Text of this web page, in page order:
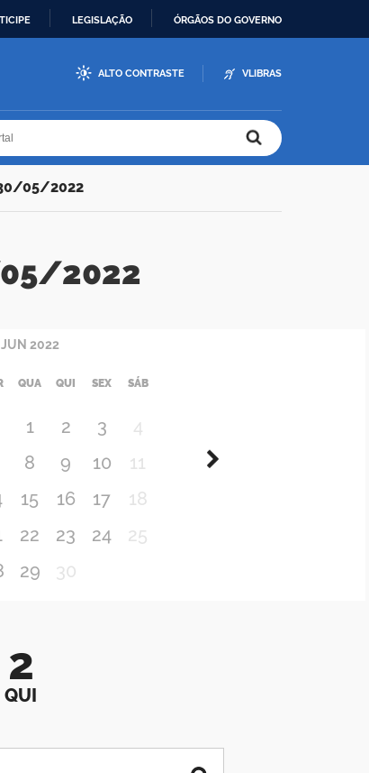
LEGISLAÇÃO ÓRGÃOS DO GOVERNO
ALTO CONTRASTE VLIBRAS
30/05/2022
05/2022
JUN 2022
QUA QUI SEX SÁB
1 2 3
4
8 9 10
11
15 16 17
18
22 23 24
25
29 30
2
QUI